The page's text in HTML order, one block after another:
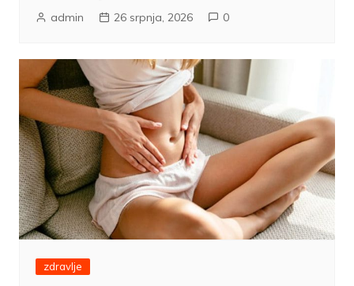
admin 26 srpnja, 2026 0
zdravlje